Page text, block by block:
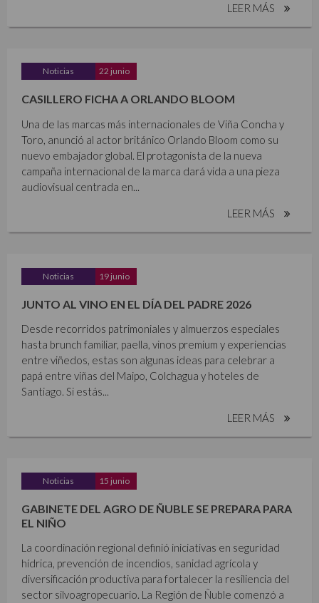
LEER MÁS
Noticias 22 junio
CASILLERO FICHA A ORLANDO BLOOM
Una de las marcas más internacionales de Viña Concha y
Toro, anunció al actor británico Orlando Bloom como su
nuevo embajador global. El protagonista de la nueva
campaña internacional de la marca dará vida a una pieza
audiovisual centrada en...
LEER MÁS
Noticias 19 junio
JUNTO AL VINO EN EL DÍA DEL PADRE 2026
Desde recorridos patrimoniales y almuerzos especiales
hasta brunch familiar, paella, vinos premium y experiencias
entre viñedos, estas son algunas ideas para celebrar a
papá entre viñas del Maipo, Colchagua y hoteles de
Santiago. Si estás...
LEER MÁS
Noticias 15 junio
GABINETE DEL AGRO DE ÑUBLE SE PREPARA PARA
EL NIÑO
La coordinación regional definió iniciativas en seguridad
hídrica, prevención de incendios, sanidad agrícola y
diversificación productiva para fortalecer la resiliencia del
sector silvoagropecuario. La Región de Ñuble comenzó a